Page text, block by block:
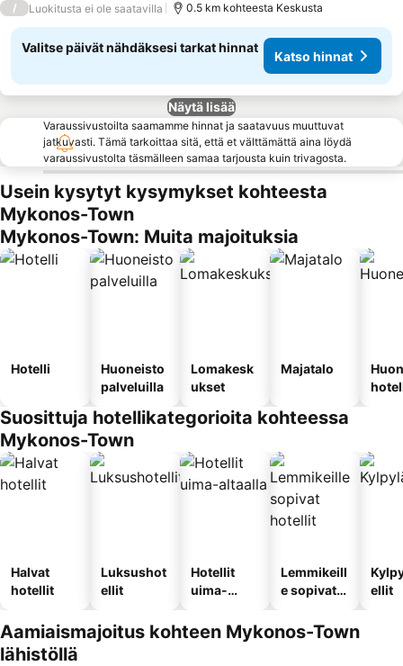
/ Luokitusta ei ole saatavilla 0.5 km kohteesta Keskusta
Valitse päivät nähdäksesi tarkat hinnat
Katso hinnat
Näytä lisää
Varaussivustoilta saamamme hinnat ja saatavuus muuttuvat
jatkuvasti. Tämä tarkoittaa sitä, että et välttämättä aina löydä
varaussivustolta täsmälleen samaa tarjousta kuin trivagosta.
Usein kysytyt kysymykset kohteesta
Mykonos-Town
Mykonos-Town: Muita majoituksia
Hotelli
Huoneisto
palveluilla
Lomakesk
ukset
Majatalo
Suosittuja hotellikategorioita kohteessa
Mykonos-Town
Halvat
hotellit
Luksushot
ellit
Hotellit
uima-
Lemmikeill
e sopivat
ellit
Aamiaismajoitus kohteen Mykonos-Town
lähistöllä